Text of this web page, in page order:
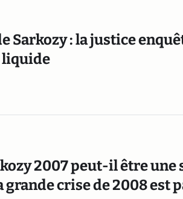
Sarkozy : la justice
liquide
2007 peut-il être
crise de 2008 est